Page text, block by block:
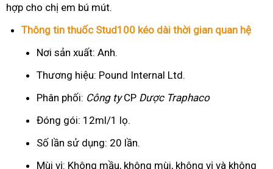
hợp cho chị em bú mút.
Thông tin thuốc Stud100 kéo dài thời gian quan hệ
Nơi sản xuất: Anh.
Thương hiệu: Pound Internal Ltd.
Phân phối: Công tyCP Dược Traphaco
Đóng gói: 12ml/1 lọ.
Số lần sử dụng: 20 lần.
Mùi vị: Không mầu, không mùi, không vị và không